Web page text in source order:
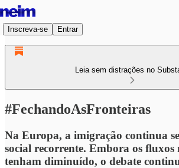
Inscreva-se Entrar
Leia sem distrações no
#FechandoAsFronteiras
Na Europa, a imigração continua
social recorrente. Embora os
tenham diminuído, o debate